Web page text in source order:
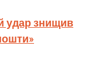
удар знищив